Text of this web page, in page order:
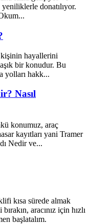
donatılıyor.
hayallerini
bir konudur. Bu
yolları hakk...
Nasıl
konumuz, araç
kayıtları yani Tramer
Nedir ve...
kısa sürede almak
aracınız için hızlı
başlatalım.